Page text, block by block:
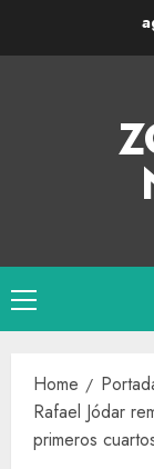
Home
Rafael Jódar
primeros